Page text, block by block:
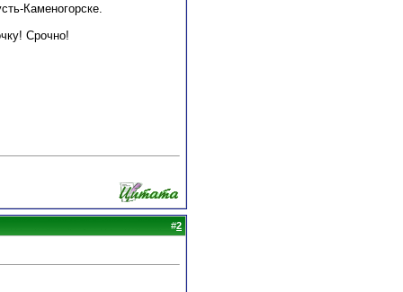
Каменогорске.
Срочно!
#2